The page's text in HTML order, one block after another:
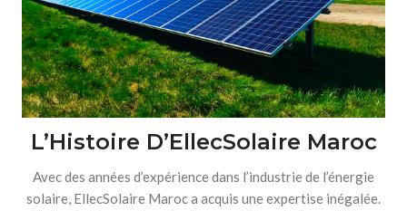
L’Histoire D’EllecSolaire Maroc
Avec des années d’expérience dans l’industrie de l’énergie
solaire, EllecSolaire Maroc a acquis une expertise inégalée.